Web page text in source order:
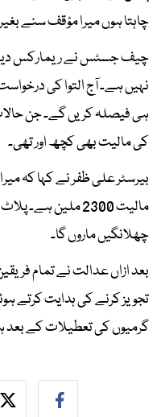
چاہتا ہوں میرا مؤقف سنے
چیف جسٹس نے ریمارکس
نہیں ہے۔ آج التوا کی
ہی فیصلہ کریں گے۔ جن
کی مالیت بھی کچھ اور تھی۔
بیرسٹر علی ظفر نے کہا کہ
مالیت 2300 ملین
چھلانگیں ماروں گا۔
بعد ازاں عدالت نے تمام
تجویز کرنے کی ہدایت کرتے
گرمیوں کی تعطیلات کے بعد